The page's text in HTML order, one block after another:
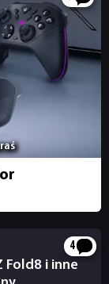
4
Fold8 i inne